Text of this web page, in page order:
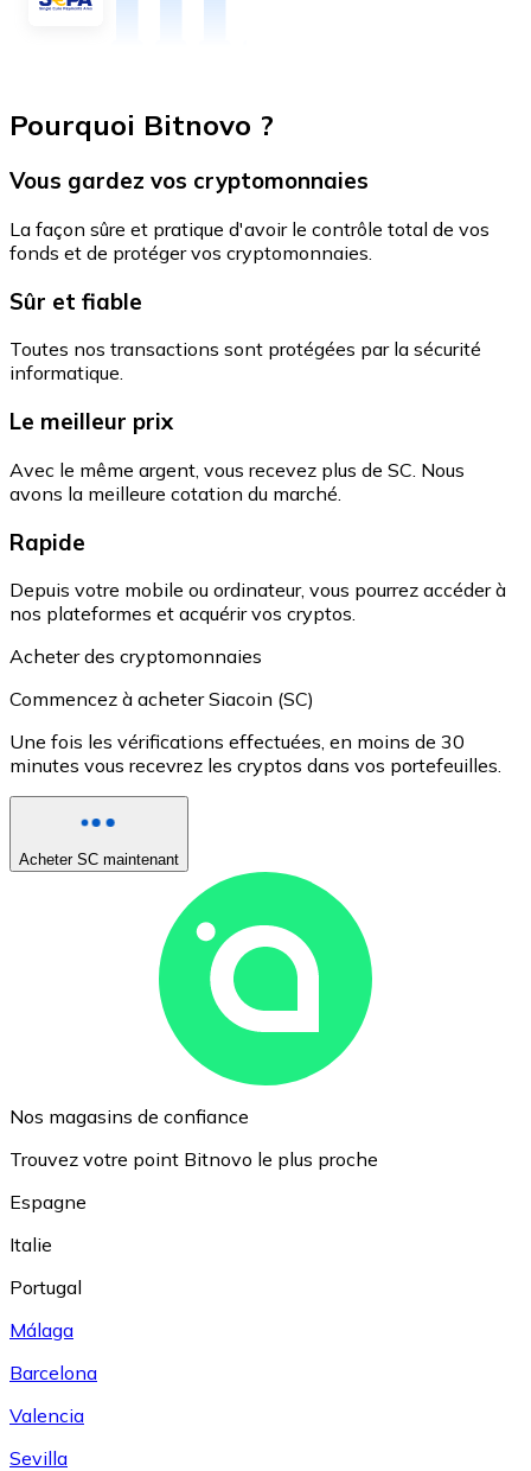
Pourquoi Bitnovo ?
Vous gardez vos cryptomonnaies
La façon sûre et pratique d'avoir le contrôle total de vos
fonds et de protéger vos cryptomonnaies.
Sûr et fiable
Toutes nos transactions sont protégées par la sécurité
informatique.
Le meilleur prix
Avec le même argent, vous recevez plus de SC. Nous
avons la meilleure cotation du marché.
Rapide
Depuis votre mobile ou ordinateur, vous pourrez accéder à
nos plateformes et acquérir vos cryptos.
Acheter des cryptomonnaies
Commencez à acheter Siacoin (SC)
Une fois les vérifications effectuées, en moins de 30
minutes vous recevrez les cryptos dans vos portefeuilles.
Acheter SC maintenant
Nos magasins de confiance
Trouvez votre point Bitnovo le plus proche
Espagne
Italie
Portugal
Málaga
Barcelona
Valencia
Sevilla